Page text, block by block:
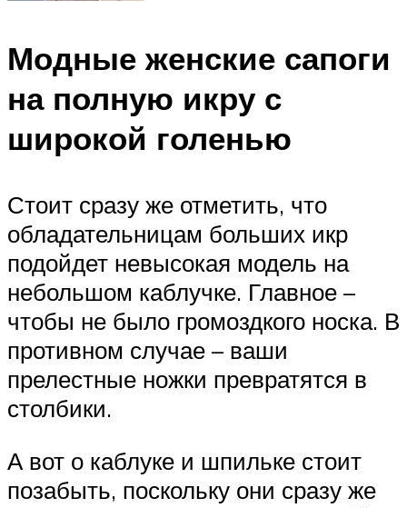
Модные женские сапоги
на полную икру с
широкой голенью
Стоит сразу же отметить, что
обладательницам больших икр
подойдет невысокая модель на
небольшом каблучке. Главное –
чтобы не было громоздкого носка. В
противном случае – ваши
прелестные ножки превратятся в
столбики.
А вот о каблуке и шпильке стоит
позабыть, поскольку они сразу же